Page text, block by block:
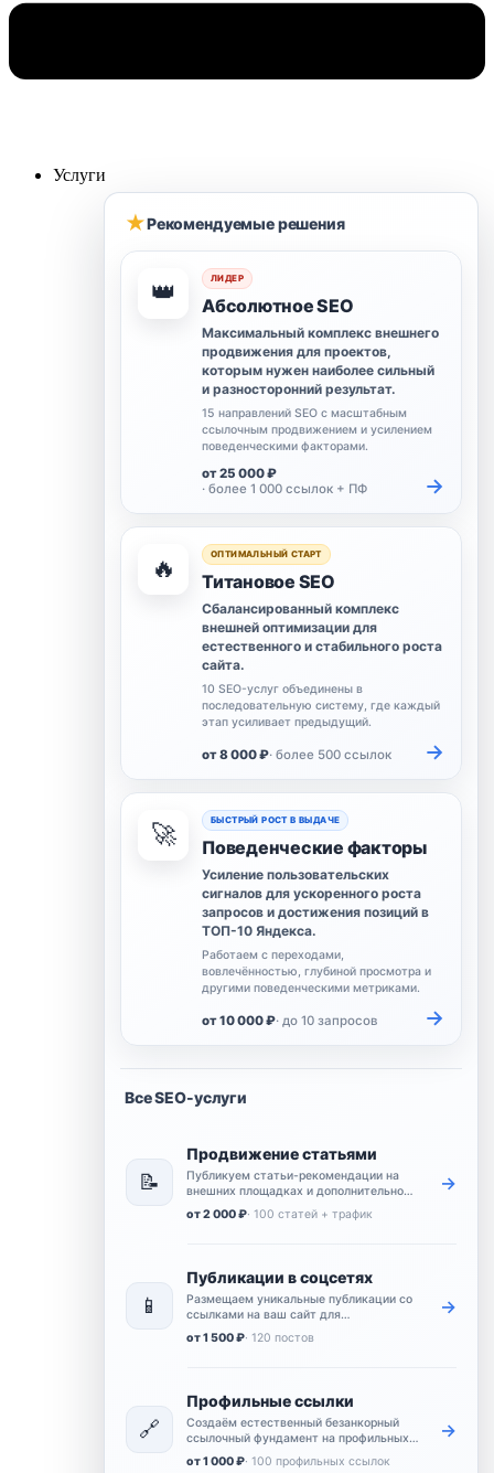
Услуги
★Рекомендуемые решения
👑 ЛИДЕР
Абсолютное SEO
Максимальный комплекс внешнего
продвижения для проектов,
которым нужен наиболее сильный
и разносторонний результат.
15 направлений SEO с масштабным
ссылочным продвижением и усилением
поведенческими факторами.
от 25 000 ₽
· более 1 000 ссылок + ПФ
→
🔥 ОПТИМАЛЬНЫЙ СТАРТ
Титановое SEO
Сбалансированный комплекс
внешней оптимизации для
естественного и стабильного роста
сайта.
10 SEO-услуг объединены в
последовательную систему, где каждый
этап усиливает предыдущий.
от 8 000 ₽· более 500 ссылок →
🚀 БЫСТРЫЙ РОСТ В ВЫДАЧЕ
Поведенческие факторы
Усиление пользовательских
сигналов для ускоренного роста
запросов и достижения позиций в
ТОП-10 Яндекса.
Работаем с переходами,
вовлечённостью, глубиной просмотра и
другими поведенческими метриками.
от 10 000 ₽· до 10 запросов →
Все SEO-услуги
📝
Продвижение статьями
Публикуем статьи-рекомендации на
внешних площадках и дополнительно
усиливаем их переходами и
поведенческими сигналами.
от 2 000 ₽· 100 статей + трафик
→
📱
Публикации в соцсетях
Размещаем уникальные публикации со
ссылками на ваш сайт для
естественных упоминаний и
дополнительного охвата.
от 1 500 ₽· 120 постов
→
🔗
Профильные ссылки
Создаём естественный безанкорный
ссылочный фундамент на профильных
площадках для базового продвижения
сайта.
от 1 000 ₽· 100 профильных ссылок
→